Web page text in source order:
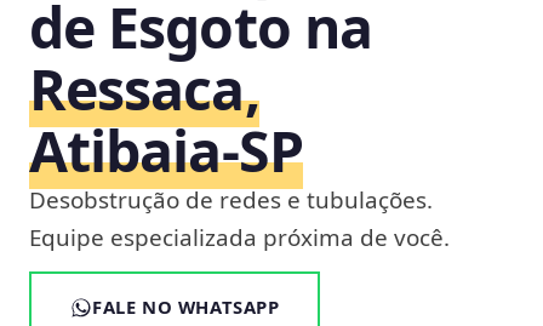
de Esgoto na
Ressaca,
Atibaia‑SP
Desobstrução de redes e tubulações.
Equipe especializada próxima de você.
FALE NO WHATSAPP